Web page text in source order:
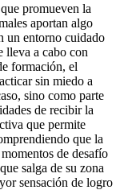
promueven la
aportan algo
un entorno cuidado
lleva a cabo con
formación, el
sin miedo a
sino como parte
de recibir la
que permite
que la
de desafío
salga de su zona
sensación de logro